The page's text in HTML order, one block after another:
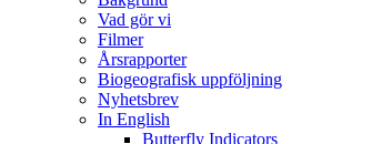
Vad gör vi
Filmer
Årsrapporter
Biogeografisk uppföljning
Nyhetsbrev
In English
Butterfly Indicators